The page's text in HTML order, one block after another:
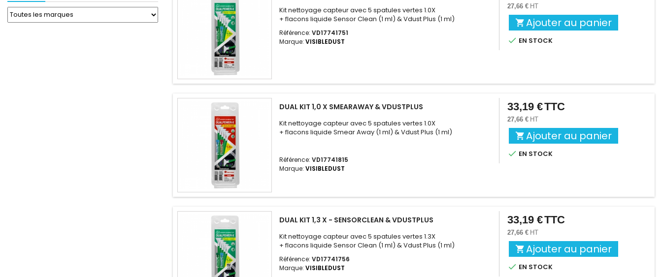
Kit nettoyage capteur avec 5 spatules vertes 1.0X
+ flacons liquide Sensor Clean (1 ml) & Vdust Plus (1 ml)
Référence: VD17741751
Marque: VISIBLEDUST
27,66 € HT
 Ajouter au panier
 EN STOCK
DUAL KIT 1,0 X SMEARAWAY & VDUSTPLUS
Kit nettoyage capteur avec 5 spatules vertes 1.0X
+ flacons liquide Smear Away (1 ml) & Vdust Plus (1 ml)
Référence: VD17741815
Marque: VISIBLEDUST
Prix
33,19 €TTC
27,66 € HT
 Ajouter au panier
 EN STOCK
DUAL KIT 1,3 X - SENSORCLEAN & VDUSTPLUS
Kit nettoyage capteur avec 5 spatules vertes 1.3X
+ flacons liquide Sensor Clean (1 ml) & Vdust Plus (1 ml)
Référence: VD17741756
Marque: VISIBLEDUST
Prix
33,19 €TTC
27,66 € HT
 Ajouter au panier
 EN STOCK